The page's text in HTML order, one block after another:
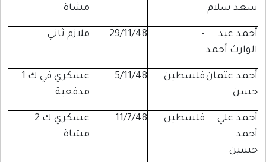
سعد سلام
مشاة
أحمد عبد
الوارث أحمد
-
29/11/48 ملازم ثاني
أحمد عثمان
حسن
فلسطين 5/11/48
عسكري في ك 1
مدفعية
أحمد علي
أحمد
حسين
فلسطين 11/7/48
عسكري ك 2
مشاة